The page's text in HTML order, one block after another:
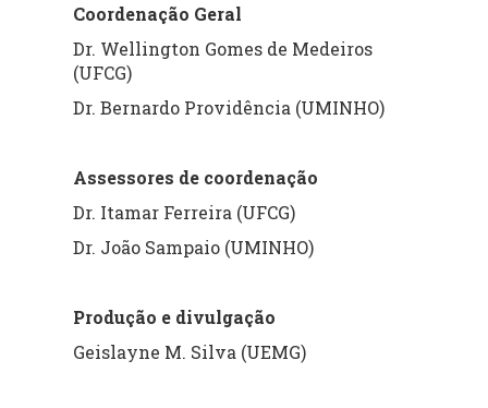
Coordenação Geral
Dr. Wellington Gomes de Medeiros
(UFCG)
Dr. Bernardo Providência (UMINHO)
Assessores de coordenação
Dr. Itamar Ferreira (UFCG)
Dr. João Sampaio (UMINHO)
Produção e divulgação
Geislayne M. Silva (UEMG)